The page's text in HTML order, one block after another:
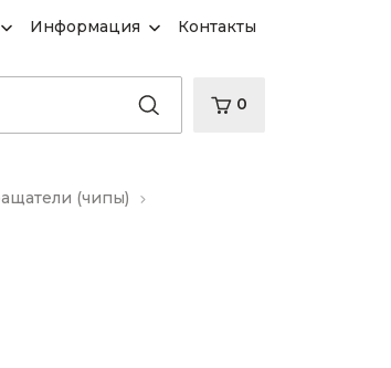
Информация Контакты
0
(чипы)